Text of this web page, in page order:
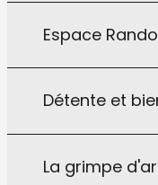
Espace
Détente et
La grimpe
ou comment
nous
un séjour